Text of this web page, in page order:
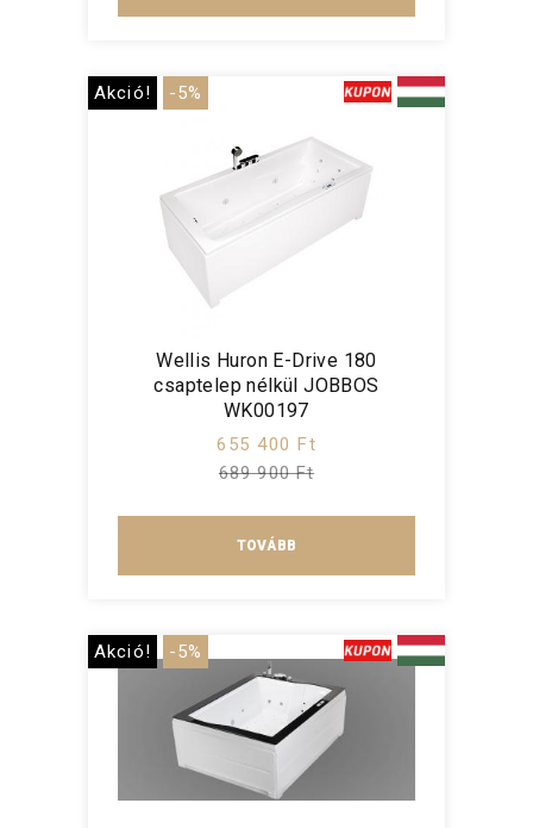
Akció! -5%
Wellis Huron E-Drive 180
csaptelep nélkül JOBBOS
WK00197
655 400 Ft
689 900 Ft
TOVÁBB
Akció! -5%